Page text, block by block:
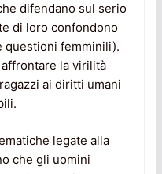
difendano sul serio
di loro confondono
questioni femminili).
la virilità
ai diritti umani
legate alla
che gli uomini